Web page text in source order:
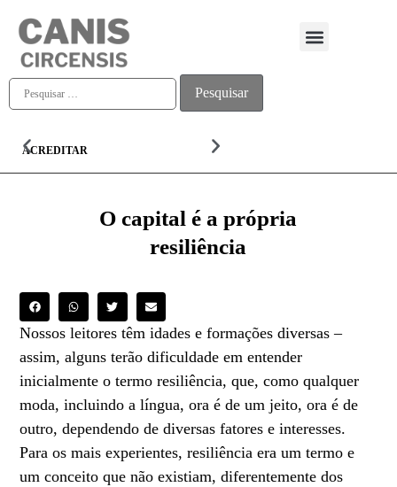
ACREDITAR
O capital é a própria
resiliência
Nossos leitores têm idades e formações diversas –
assim, alguns terão dificuldade em entender
inicialmente o termo resiliência, que, como qualquer
moda, incluindo a língua, ora é de um jeito, ora é de
outro, dependendo de diversas fatores e interesses.
Para os mais experientes, resiliência era um termo e
um conceito que não existiam, diferentemente dos